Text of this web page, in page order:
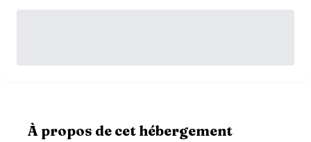
À propos de cet hébergement